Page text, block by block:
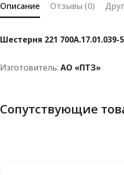
Описание Отзывы (0)
Шестерня 221
Изготовитель: АО «ПТЗ»
Сопутствующие